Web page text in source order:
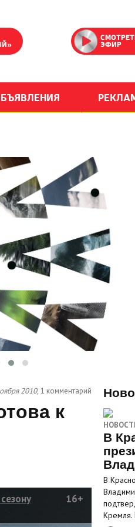
ЭФИР
2010,1 комментарий
к
16+
В
В
Кремля.